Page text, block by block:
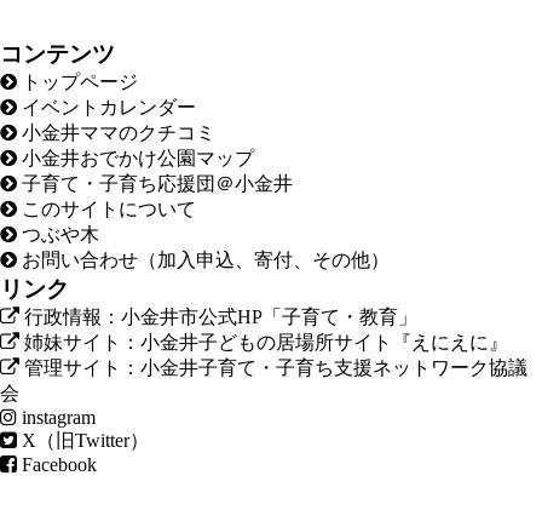
コンテンツ
トップページ
イベントカレンダー
小金井ママのクチコミ
小金井おでかけ公園マップ
子育て・子育ち応援団＠小金井
このサイトについて
つぶや木
お問い合わせ（加入申込、寄付、その他）
リンク
行政情報：小金井市公式HP「子育て・教育」
姉妹サイト：小金井子どもの居場所サイト『えにえに』
管理サイト：小金井子育て・子育ち支援ネットワーク協議
会
instagram
X（旧Twitter）
Facebook